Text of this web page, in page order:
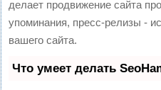
делает продвижение сайта
упоминания, пресс-релизы -
вашего сайта.
Что умеет делать